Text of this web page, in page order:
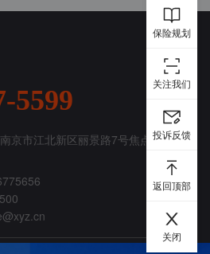
5599
京市江北新区丽景路7号焦点
保险规划
关注我们
投诉反馈
返回顶部
关闭